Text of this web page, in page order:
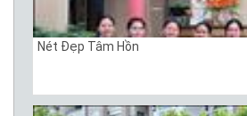
Nét Đẹp Tâm Hồn